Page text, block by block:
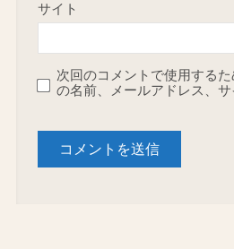
サイト
次回のコメントで使用する
の名前、メールアドレス、サ